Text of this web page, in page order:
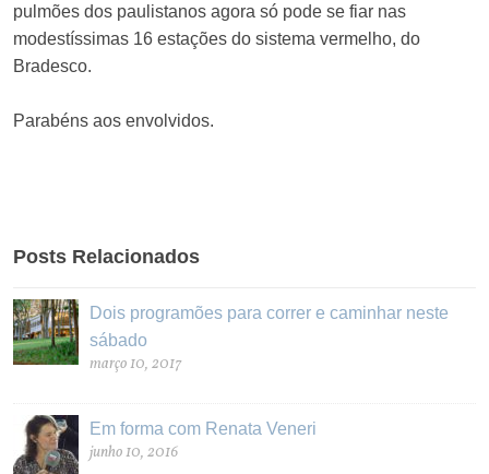
pulmões dos paulistanos agora só pode se fiar nas
modestíssimas 16 estações do sistema vermelho, do
Bradesco.
Parabéns aos envolvidos.
Posts Relacionados
Dois programões para correr e caminhar neste
sábado
março 10, 2017
Em forma com Renata Veneri
junho 10, 2016